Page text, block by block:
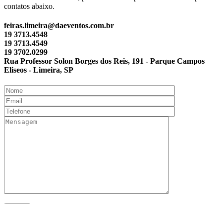
contatos abaixo.
feiras.limeira@daeventos.com.br
19 3713.4548
19 3713.4549
19 3702.0299
Rua Professor Solon Borges dos Reis, 191 - Parque Campos
Eliseos - Limeira, SP